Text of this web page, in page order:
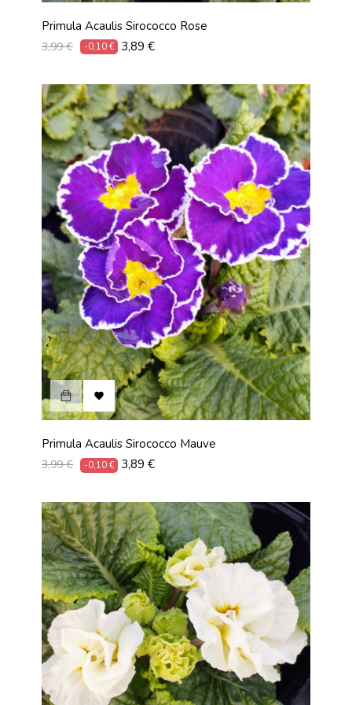
Primula Acaulis Sirococco Rose
Prix
3,99 € -0,10 € Prix
3,89 €

Primula Acaulis Sirococco Mauve
Prix
3,99 € -0,10 € Prix
3,89 €